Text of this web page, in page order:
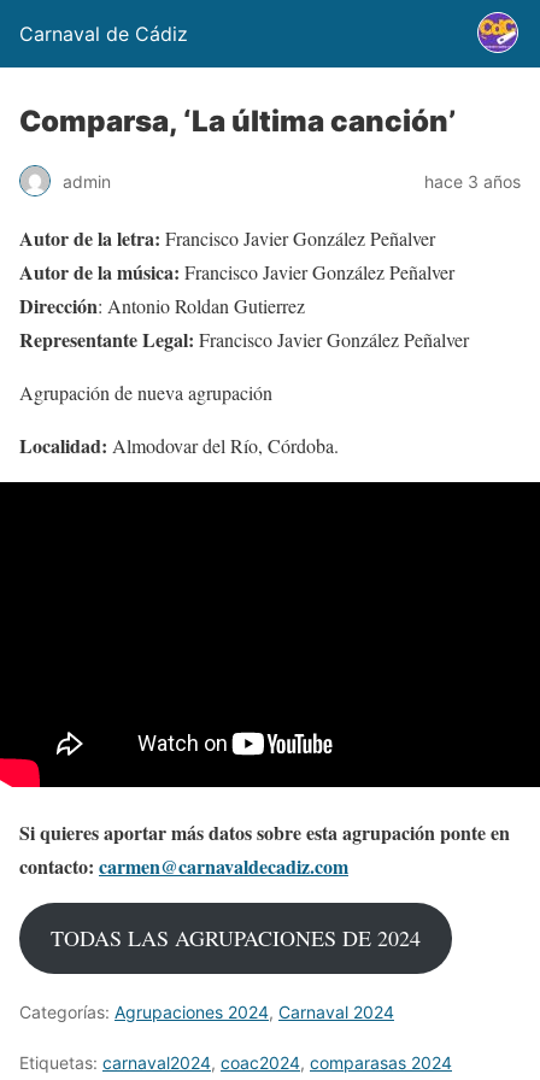
Carnaval de Cádiz
Comparsa, ‘La última canción’
admin hace 3 años
Autor de la letra: Francisco Javier González Peñalver
Autor de la música: Francisco Javier González Peñalver
Dirección: Antonio Roldan Gutierrez
Representante Legal: Francisco Javier González Peñalver
Agrupación de nueva agrupación
Localidad: Almodovar del Río, Córdoba.
Si quieres aportar más datos sobre esta agrupación ponte en
contacto: carmen@carnavaldecadiz.com
TODAS LAS AGRUPACIONES DE 2024
Categorías: Agrupaciones 2024, Carnaval 2024
Etiquetas: carnaval2024, coac2024, comparasas 2024